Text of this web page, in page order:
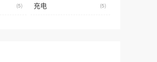
(5) 充电 (5)